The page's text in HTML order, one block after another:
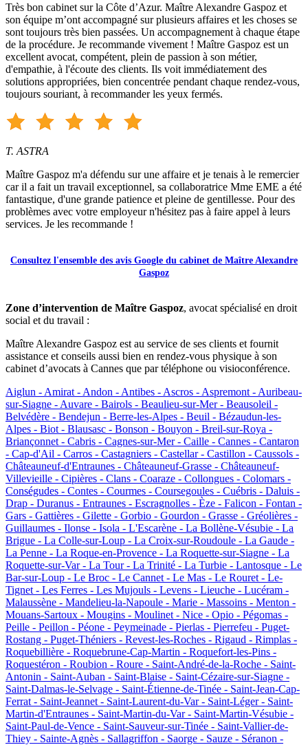
Très bon cabinet sur la Côte d’Azur. Maître Alexandre Gaspoz et
son équipe m’ont accompagné sur plusieurs affaires et les choses se
sont toujours très bien passées. Un accompagnement à chaque étape
de la procédure. Je recommande vivement ! Maître Gaspoz est un
excellent avocat, compétent, plein de passion à son métier,
d'empathie, à l'écoute des clients. Ils voit immédiatement des
solutions appropriées, bien concentrée pendant chaque rendez-vous,
toujours souriant, à recommander les yeux fermés.
T. ASTRA
Maître Gaspoz m'a défendu sur une affaire et je tenais à le remercier
car il a fait un travail exceptionnel, sa collaboratrice Mme EME a été
fantastique, d'une grande patience et pleine de gentillesse. Pour des
problèmes avec votre employeur n'hésitez pas à faire appel à leurs
services. Je les recommande !
Consultez l'ensemble des avis Google du cabinet de Maître Alexandre
Gaspoz
Zone d’intervention de Maître Gaspoz, avocat spécialisé en droit
social et du travail :
Maître Alexandre Gaspoz est au service de ses clients et fournit
assistance et conseils aussi bien en rendez-vous physique à son
cabinet d’avocats à Cannes que par téléphone ou visioconférence.
Aiglun - Amirat - Andon - Antibes - Ascros - Aspremont - Auribeau-
sur-Siagne - Auvare - Bairols - Beaulieu-sur-Mer - Beausoleil -
Belvédère - Bendejun - Berre-les-Alpes - Beuil - Bézaudun-les-
Alpes - Biot - Blausasc - Bonson - Bouyon - Breil-sur-Roya -
Briançonnet - Cabris - Cagnes-sur-Mer - Caille - Cannes - Cantaron
- Cap-d'Ail - Carros - Castagniers - Castellar - Castillon - Caussols -
Châteauneuf-d'Entraunes - Châteauneuf-Grasse - Châteauneuf-
Villevieille - Cipières - Clans - Coaraze - Collongues - Colomars -
Conségudes - Contes - Courmes - Coursegoules - Cuébris - Daluis -
Drap - Duranus - Entraunes - Escragnolles - Èze - Falicon - Fontan -
Gars - Gattières - Gilette - Gorbio - Gourdon - Grasse - Gréolières -
Guillaumes - Ilonse - Isola - L'Escarène - La Bollène-Vésubie - La
Brigue - La Colle-sur-Loup - La Croix-sur-Roudoule - La Gaude -
La Penne - La Roque-en-Provence - La Roquette-sur-Siagne - La
Roquette-sur-Var - La Tour - La Trinité - La Turbie - Lantosque - Le
Bar-sur-Loup - Le Broc - Le Cannet - Le Mas - Le Rouret - Le-
Tignet - Les Ferres - Les Mujouls - Levens - Lieuche - Lucéram -
Malaussène - Mandelieu-la-Napoule - Marie - Massoins - Menton -
Mouans-Sartoux - Mougins - Moulinet - Nice - Opio - Pégomas -
Peille - Peillon - Péone - Peymeinade - Pierlas - Pierrefeu - Puget-
Rostang - Puget-Théniers - Revest-les-Roches - Rigaud - Rimplas -
Roquebillière - Roquebrune-Cap-Martin - Roquefort-les-Pins -
Roquestéron - Roubion - Roure - Saint-André-de-la-Roche - Saint-
Antonin - Saint-Auban - Saint-Blaise - Saint-Cézaire-sur-Siagne -
Saint-Dalmas-le-Selvage - Saint-Étienne-de-Tinée - Saint-Jean-Cap-
Ferrat - Saint-Jeannet - Saint-Laurent-du-Var - Saint-Léger - Saint-
Martin-d'Entraunes - Saint-Martin-du-Var - Saint-Martin-Vésubie -
Saint-Paul-de-Vence - Saint-Sauveur-sur-Tinée - Saint-Vallier-de-
Thiey - Sainte-Agnès - Sallagriffon - Saorge - Sauze - Séranon -